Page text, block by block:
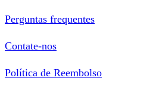
Perguntas frequentes
Contate-nos
Política de Reembolso